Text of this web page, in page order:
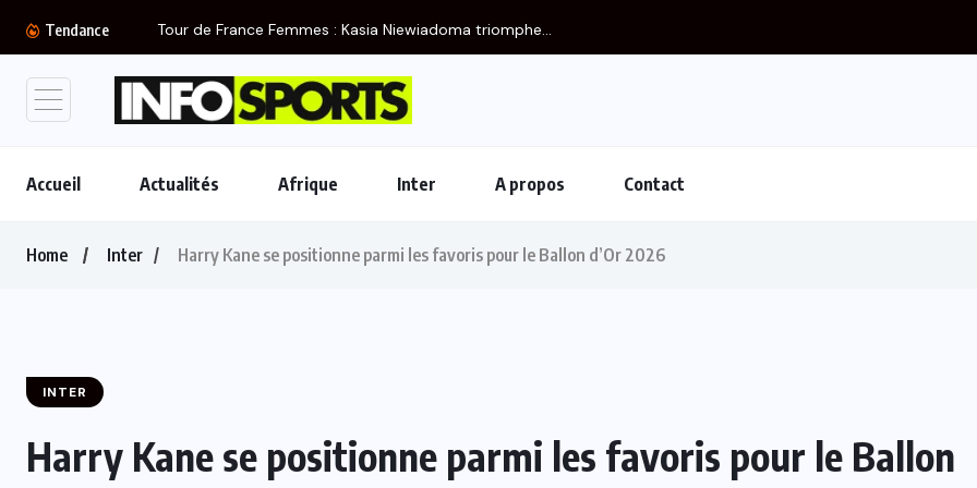
Tendance
Accueil Actualités Afrique Inter A propos Contact
Home Inter Harry Kane se positionne parmi les favoris pour le Ballon d’Or 2026
INTER
Harry Kane se positionne parmi les favoris pour le Ballon